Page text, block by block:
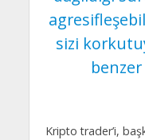
sizi
benzer
Kripto trader’i,